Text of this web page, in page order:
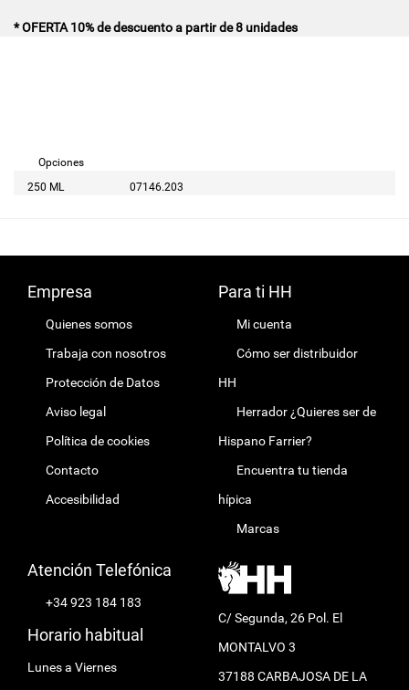
* OFERTA 10% de descuento a partir de 8 unidades
Opciones
250 ML
07146.203
Empresa
Quienes somos
Trabaja con nosotros
Protección de Datos
Aviso legal
Política de cookies
Contacto
Accesibilidad
Para ti HH
Mi cuenta
Cómo ser distribuidor
HH
Herrador ¿Quieres ser de
Hispano Farrier?
Encuentra tu tienda
hípica
Marcas
Atención Telefónica
+34 923 184 183
Horario habitual
Lunes a Viernes
C/ Segunda, 26 Pol. El
MONTALVO 3
37188 CARBAJOSA DE LA